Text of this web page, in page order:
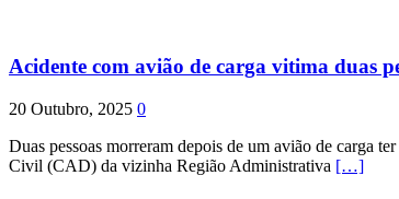
Acidente com avião de carga vitima duas
20 Outubro, 2025 0
Duas pessoas morreram depois de um avião de carga
Civil (CAD) da vizinha Região Administrativa […]